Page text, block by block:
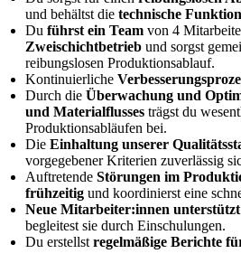
und behältst die technische
Du führst ein Team von 4
Zweischichtbetrieb und sorgst
reibungslosen Produktionsablauf.
Kontinuierliche
Durch die Überwachung und
und Materialflusses trägst du
Produktionsabläufen bei.
Die Einhaltung unserer
vorgegebener Kriterien zuverlässig
Auftretende Störungen im
frühzeitig und koordinierst eine
Neue Mitarbeiter:innen
begleitest sie durch Einschulungen.
Du erstellst regelmäßige Berichte